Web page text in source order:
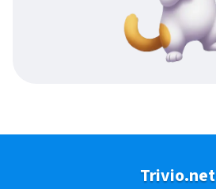
Trivio.net